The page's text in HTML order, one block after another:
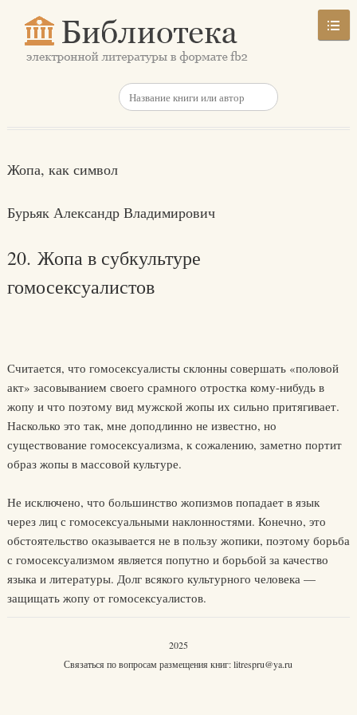
Жопа, как символ
Бурьяк Александр Владимирович
20. Жопа в субкультуре
гомосексуалистов
Считается, что гомосексуалисты склонны совершать «половой
акт» засовыванием своего срамного отростка кому-нибудь в
жопу и что поэтому вид мужской жопы их сильно притягивает.
Насколько это так, мне доподлинно не известно, но
существование гомосексуализма, к сожалению, заметно портит
образ жопы в массовой культуре.
Не исключено, что большинство жопизмов попадает в язык
через лиц с гомосексуальными наклонностями. Конечно, это
обстоятельство оказывается не в пользу жопики, поэтому борьба
с гомосексуализмом является попутно и борьбой за качество
языка и литературы. Долг всякого культурного человека —
защищать жопу от гомосексуалистов.
2025
Связаться по вопросам размещения книг:litrespru@ya.ru